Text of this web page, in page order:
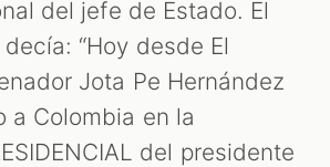
del jefe de Estado. El
“Hoy desde El
Jota Pe Hernández
a Colombia en la
del presidente